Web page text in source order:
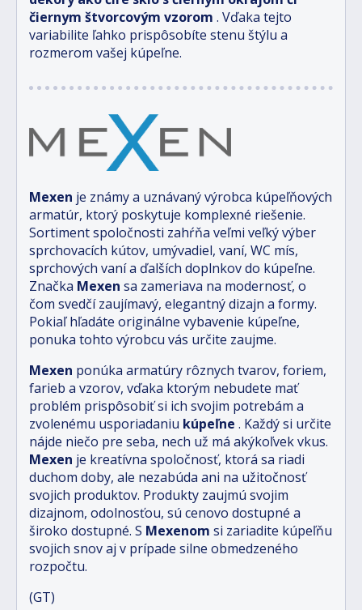
čiernym štvorcovým vzorom . Vďaka tejto
variabilite ľahko prispôsobíte stenu štýlu a
rozmerom vašej kúpeľne.
Mexen je známy a uznávaný výrobca kúpeľňových
armatúr, ktorý poskytuje komplexné riešenie.
Sortiment spoločnosti zahŕňa veľmi veľký výber
sprchovacích kútov, umývadiel, vaní, WC mís,
sprchových vaní a ďalších doplnkov do kúpeľne.
Značka Mexen sa zameriava na modernosť, o
čom svedčí zaujímavý, elegantný dizajn a formy.
Pokiaľ hľadáte originálne vybavenie kúpeľne,
ponuka tohto výrobcu vás určite zaujme.
Mexen ponúka armatúry rôznych tvarov, foriem,
farieb a vzorov, vďaka ktorým nebudete mať
problém prispôsobiť si ich svojim potrebám a
zvolenému usporiadaniu kúpeľne . Každý si určite
nájde niečo pre seba, nech už má akýkoľvek vkus.
Mexen je kreatívna spoločnosť, ktorá sa riadi
duchom doby, ale nezabúda ani na užitočnosť
svojich produktov. Produkty zaujmú svojim
dizajnom, odolnosťou, sú cenovo dostupné a
široko dostupné. S Mexenom si zariadite kúpeľňu
svojich snov aj v prípade silne obmedzeného
rozpočtu.
(GT)